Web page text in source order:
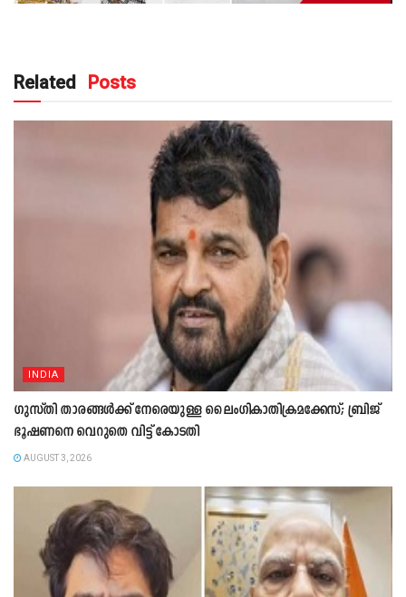
Related Posts
INDIA
ഗുസ്തി താരങ്ങൾക്ക് നേരെയുള്ള ലൈംഗികാതിക്രമക്കേസ്; ബ്രിജ്
ഭൂഷണനെ വെറുതെ വിട്ട് കോടതി
AUGUST 3, 2026